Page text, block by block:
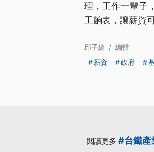
理，工作一輩子
工餉表，讓薪資
邱子綾 / 編輯
薪資
政府
閱讀更多 #台鐵產